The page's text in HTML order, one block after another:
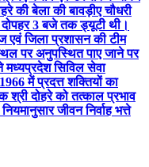
की बेला की बावड़ीए चौधरी
दोपहर 3 बजे तक ड्यूटी थी।
एवं जिला प्रशासन की टीम
पर अनुपस्थित पाए जाने पर
सिविल सेवा
में प्रदत्त शक्तियों का
श्री दोहरे को तत्काल प्रभाव
जीवन निर्वाह भत्ते